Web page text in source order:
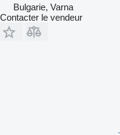
Bulgarie, Varna
Contacter le vendeur